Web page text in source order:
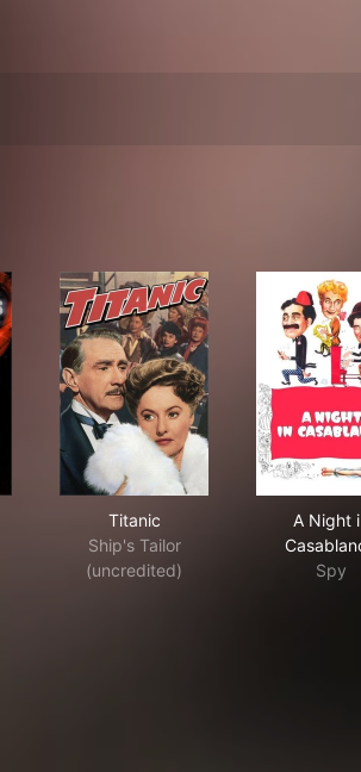
Titanic
Ship's Tailor
(uncredited)
A Night
Spy